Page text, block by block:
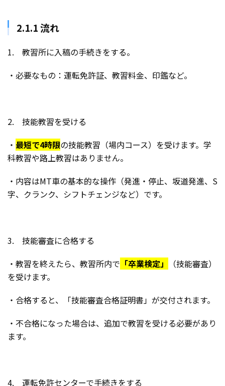
2.1.1 流れ
1. 教習所に入稿の手続きをする。
・必要なもの：運転免許証、教習料金、印鑑など。
2. 技能教習を受ける
・ 最短で4時限の技能教習（場内コース）を受けます。学
科教習や路上教習はありません。
・内容はMT車の基本的な操作（発進・停止、坂道発進、S
字、クランク、シフトチェンジなど）です。
3. 技能審査に合格する
・教習を終えたら、教習所内で 「卒業検定」
（技能審査）
を受けます。
・合格すると、「技能審査合格証明書」が交付されます。
・不合格になった場合は、追加で教習を受ける必要があり
ます。
4. 運転免許センターで手続きをする